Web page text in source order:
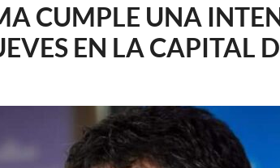
CUMPLE UNA
EN LA CAPITAL